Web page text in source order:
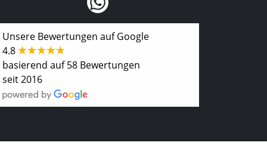
Unsere Bewertungen auf Google
4.8
basierend auf 58 Bewertungen
seit 2016